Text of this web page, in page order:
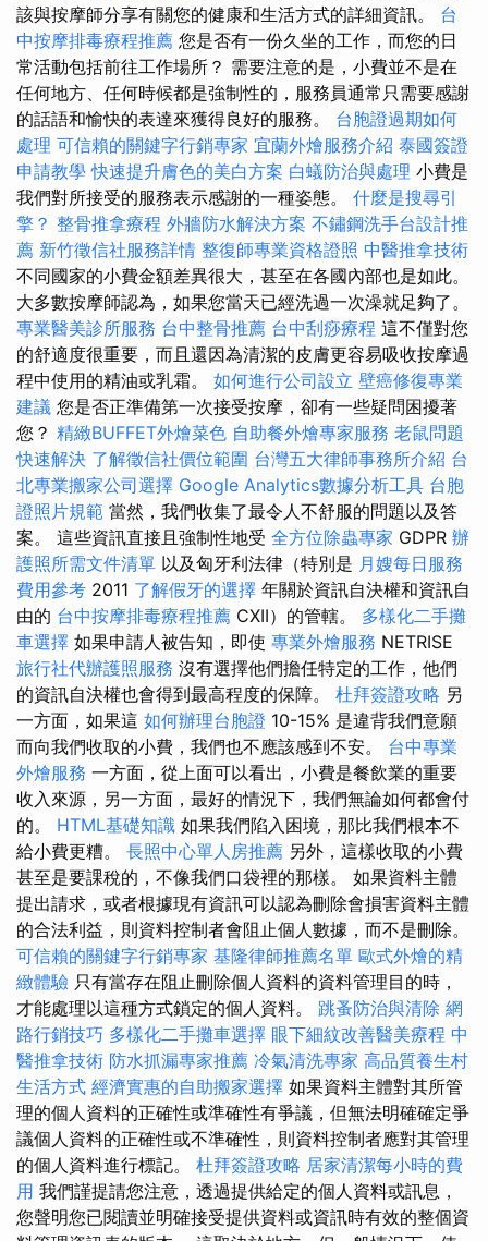
該與按摩師分享有關您的健康和生活方式的詳細資訊。 台
中按摩排毒療程推薦 您是否有一份久坐的工作，而您的日
常活動包括前往工作場所？ 需要注意的是，小費並不是在
任何地方、任何時候都是強制性的，服務員通常只需要感謝
的話語和愉快的表達來獲得良好的服務。 台胞證過期如何
處理 可信賴的關鍵字行銷專家 宜蘭外燴服務介紹 泰國簽證
申請教學 快速提升膚色的美白方案 白蟻防治與處理 小費是
我們對所接受的服務表示感謝的一種姿態。 什麼是搜尋引
擎？ 整骨推拿療程 外牆防水解決方案 不鏽鋼洗手台設計推
薦 新竹徵信社服務詳情 整復師專業資格證照 中醫推拿技術
不同國家的小費金額差異很大，甚至在各國內部也是如此。
大多數按摩師認為，如果您當天已經洗過一次澡就足夠了。
專業醫美診所服務 台中整骨推薦 台中刮痧療程 這不僅對您
的舒適度很重要，而且還因為清潔的皮膚更容易吸收按摩過
程中使用的精油或乳霜。 如何進行公司設立 壁癌修復專業
建議 您是否正準備第一次接受按摩，卻有一些疑問困擾著
您？ 精緻BUFFET外燴菜色 自助餐外燴專家服務 老鼠問題
快速解決 了解徵信社價位範圍 台灣五大律師事務所介紹 台
北專業搬家公司選擇 Google Analytics數據分析工具 台胞
證照片規範 當然，我們收集了最令人不舒服的問題以及答
案。 這些資訊直接且強制性地受 全方位除蟲專家 GDPR 辦
護照所需文件清單 以及匈牙利法律（特別是 月嫂每日服務
費用參考 2011 了解假牙的選擇 年關於資訊自決權和資訊自
由的 台中按摩排毒療程推薦 CXII）的管轄。 多樣化二手攤
車選擇 如果申請人被告知，即使 專業外燴服務 NETRISE
旅行社代辦護照服務 沒有選擇他們擔任特定的工作，他們
的資訊自決權也會得到最高程度的保障。 杜拜簽證攻略 另
一方面，如果這 如何辦理台胞證 10-15% 是違背我們意願
而向我們收取的小費，我們也不應該感到不安。 台中專業
外燴服務 一方面，從上面可以看出，小費是餐飲業的重要
收入來源，另一方面，最好的情況下，我們無論如何都會付
的。 HTML基礎知識 如果我們陷入困境，那比我們根本不
給小費更糟。 長照中心單人房推薦 另外，這樣收取的小費
甚至是要課稅的，不像我們口袋裡的那樣。 如果資料主體
提出請求，或者根據現有資訊可以認為刪除會損害資料主體
的合法利益，則資料控制者會阻止個人數據，而不是刪除。
可信賴的關鍵字行銷專家 基隆律師推薦名單 歐式外燴的精
緻體驗 只有當存在阻止刪除個人資料的資料管理目的時，
才能處理以這種方式鎖定的個人資料。 跳蚤防治與清除 網
路行銷技巧 多樣化二手攤車選擇 眼下細紋改善醫美療程 中
醫推拿技術 防水抓漏專家推薦 冷氣清洗專家 高品質養生村
生活方式 經濟實惠的自助搬家選擇 如果資料主體對其所管
理的個人資料的正確性或準確性有爭議，但無法明確確定爭
議個人資料的正確性或不準確性，則資料控制者應對其管理
的個人資料進行標記。 杜拜簽證攻略 居家清潔每小時的費
用 我們謹提請您注意，透過提供給定的個人資料或訊息，
您聲明您已閱讀並明確接受提供資料或資訊時有效的整個資